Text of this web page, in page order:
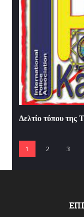
Δελτίο τύπου της
1 2 3